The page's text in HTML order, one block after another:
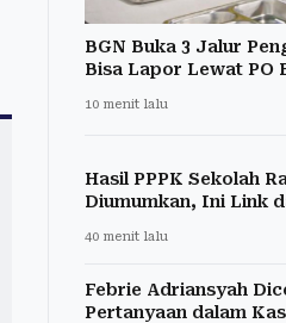
BGN Buka 3 Jalur
Bisa Lapor Lewat PO
10 menit lalu
Hasil PPPK Sekolah
Diumumkan, Ini Link
40 menit lalu
Febrie Adriansyah
Pertanyaan dalam